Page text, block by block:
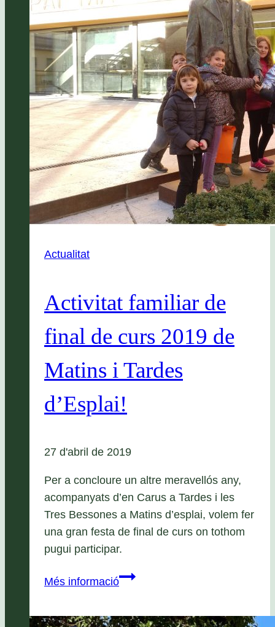
Actualitat
Activitat familiar de
final de curs 2019 de
Matins i Tardes
d’Esplai!
27 d'abril de 2019
Per a concloure un altre meravellós any,
acompanyats d’en Carus a Tardes i les
Tres Bessones a Matins d’esplai, volem fer
una gran festa de final de curs on tothom
pugui participar.
Més informacióActivitat